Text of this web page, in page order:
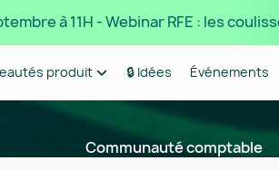
à 11H - Webinar RFE : les
produit 🔒 Idées Événements
Communauté comptable